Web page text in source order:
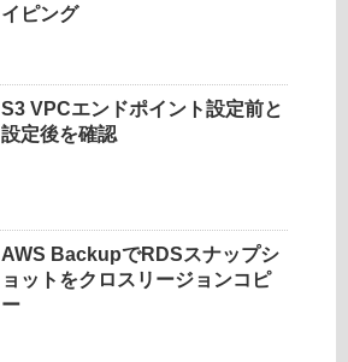
イピング
S3 VPCエンドポイント設定前と
設定後を確認
AWS BackupでRDSスナップシ
ョットをクロスリージョンコピ
ー